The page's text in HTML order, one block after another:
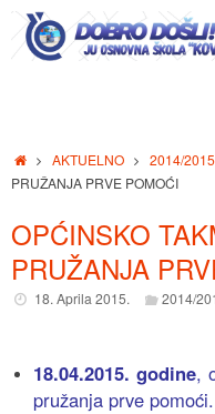
Skip
content
HomeAKTUELNO 2014/
PRUŽANJA PRVE POMOĆI
OPĆINSKO
PRUŽANJA
18. Aprila 2015. 2014/
18.04.2015. godine,
pružanja prve pomoći.